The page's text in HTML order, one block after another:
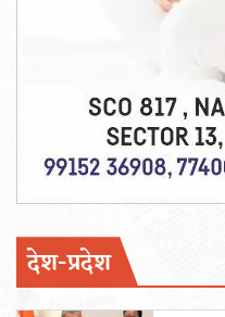
देश-प्रदेश